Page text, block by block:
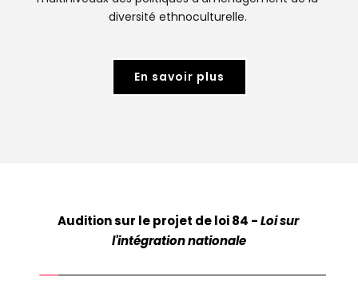
diversité ethnoculturelle.
En savoir plus
Audition sur le projet de loi 84 - Loi sur
l'intégration nationale